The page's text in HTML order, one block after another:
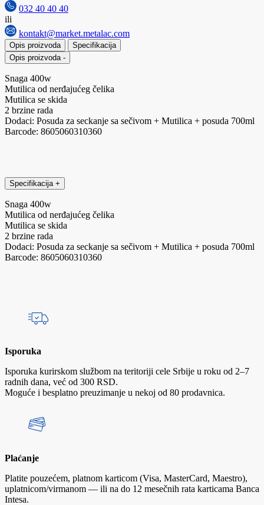
032 40 40 40
ili
kontakt@market.metalac.com
Opis proizvoda
Specifikacija
Opis proizvoda -
Snaga 400w
Mutilica od nerđajućeg čelika
Mutilica se skida
2 brzine rada
Dodaci: Posuda za seckanje sa sečivom + Mutilica + posuda 700ml
Barcode: 8605060310360
Specifikacija +
Snaga 400w
Mutilica od nerđajućeg čelika
Mutilica se skida
2 brzine rada
Dodaci: Posuda za seckanje sa sečivom + Mutilica + posuda 700ml
Barcode: 8605060310360
Isporuka
Isporuka kurirskom službom na teritoriji cele Srbije u roku od 2–7
radnih dana, već od 300 RSD.
Moguće i besplatno preuzimanje u nekoj od 80 prodavnica.
Plaćanje
Platite pouzećem, platnom karticom (Visa, MasterCard, Maestro),
uplatnicom/virmanom — ili na do 12 mesečnih rata karticama Banca
Intesa.